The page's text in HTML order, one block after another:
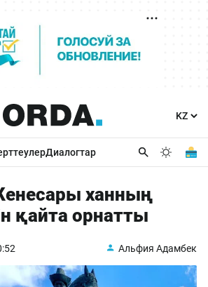
Диалогтар
ханның
қайта орнатты
Альфия Адамбек